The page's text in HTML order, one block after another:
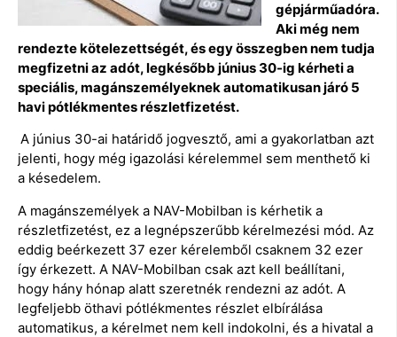
gépjárműadóra.
Aki még nem
rendezte kötelezettségét, és egy összegben nem tudja
megfizetni az adót, legkésőbb június 30-ig kérheti a
speciális, magánszemélyeknek automatikusan járó 5
havi pótlékmentes részletfizetést.
A június 30-ai határidő jogvesztő, ami a gyakorlatban azt
jelenti, hogy még igazolási kérelemmel sem menthető ki
a késedelem.
A magánszemélyek a NAV-Mobilban is kérhetik a
részletfizetést, ez a legnépszerűbb kérelmezési mód. Az
eddig beérkezett 37 ezer kérelemből csaknem 32 ezer
így érkezett. A NAV-Mobilban csak azt kell beállítani,
hogy hány hónap alatt szeretnék rendezni az adót. A
legfeljebb öthavi pótlékmentes részlet elbírálása
automatikus, a kérelmet nem kell indokolni, és a hivatal a